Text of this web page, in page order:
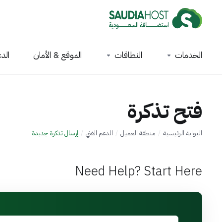
الخدمات النطاقات الموقع & الأمان
فتح تذكرة
البوابة الرئيسية منطقة العميل الدعم الفني إرسال تذكرة جديدة
Need Help? Start Here